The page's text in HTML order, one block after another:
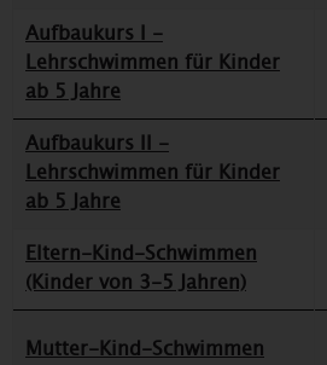
Aufbaukurs I -
Lehrschwimmen für Kinder
ab 5 Jahre
Aufbaukurs II -
Lehrschwimmen für Kinder
ab 5 Jahre
Eltern-Kind-Schwimmen
(Kinder von 3-5 Jahren)
Mutter-Kind-Schwimmen